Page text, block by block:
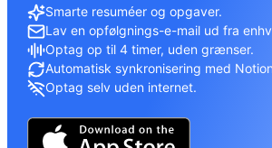
Smarte resuméer og opgaver.
Lav en opfølgnings-e-mail ud fra
Optag op til 4 timer, uden grænser.
Automatisk synkronisering med
Optag selv uden internet.